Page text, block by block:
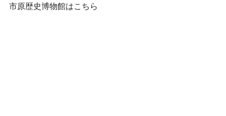
市原歴史博物館はこちら